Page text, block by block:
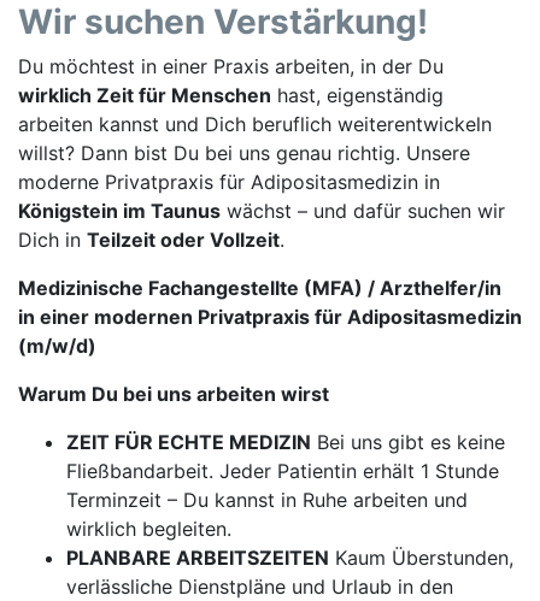
Wir suchen Verstärkung!
Du möchtest in einer Praxis arbeiten, in der Du
wirklich Zeit für Menschen hast, eigenständig
arbeiten kannst und Dich beruflich weiterentwickeln
willst? Dann bist Du bei uns genau richtig. Unsere
moderne Privatpraxis für Adipositasmedizin in
Königstein im Taunus wächst – und dafür suchen wir
Dich in Teilzeit oder Vollzeit.
Medizinische Fachangestellte (MFA) / Arzthelfer/in
in einer modernen Privatpraxis für Adipositasmedizin
(m/w/d)
Warum Du bei uns arbeiten wirst
ZEIT FÜR ECHTE MEDIZIN Bei uns gibt es keine
Fließbandarbeit. Jeder Patientin erhält 1 Stunde
Terminzeit – Du kannst in Ruhe arbeiten und
wirklich begleiten.
PLANBARE ARBEITSZEITEN Kaum Überstunden,
verlässliche Dienstpläne und Urlaub in den